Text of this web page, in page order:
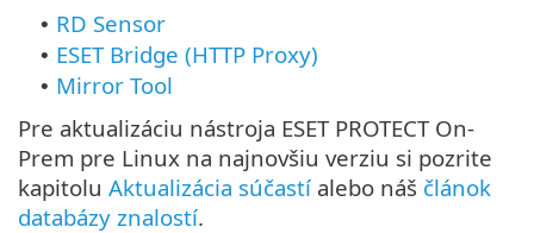
• RD Sensor
• ESET Bridge (HTTP Proxy)
• Mirror Tool
Pre aktualizáciu nástroja ESET PROTECT On-
Prem pre Linux na najnovšiu verziu si pozrite
kapitolu Aktualizácia súčastí alebo náš článok
databázy znalostí.